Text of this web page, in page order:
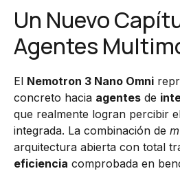
Un Nuevo
Agentes
El Nemotron 3 Nano Omni
concreto hacia agentes de
que realmente logran percibir
integrada. La combinación de
arquitectura abierta con total
eficiencia comprobada en